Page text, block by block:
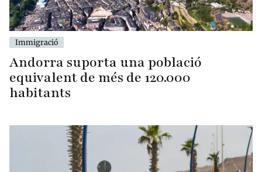
Immigració
Andorra suporta una població
equivalent de més de 120.000
habitants